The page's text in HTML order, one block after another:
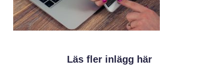
Läs fler inlägg här